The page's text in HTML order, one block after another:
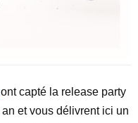
ont capté la release party
et vous délivrent ici un